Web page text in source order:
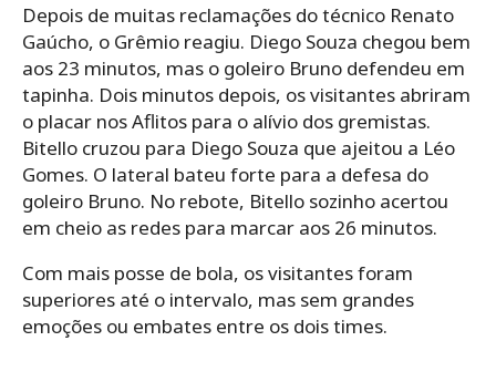
Depois de muitas reclamações do técnico Renato
Gaúcho, o Grêmio reagiu. Diego Souza chegou bem
aos 23 minutos, mas o goleiro Bruno defendeu em
tapinha. Dois minutos depois, os visitantes abriram
o placar nos Aflitos para o alívio dos gremistas.
Bitello cruzou para Diego Souza que ajeitou a Léo
Gomes. O lateral bateu forte para a defesa do
goleiro Bruno. No rebote, Bitello sozinho acertou
em cheio as redes para marcar aos 26 minutos.
Com mais posse de bola, os visitantes foram
superiores até o intervalo, mas sem grandes
emoções ou embates entre os dois times.